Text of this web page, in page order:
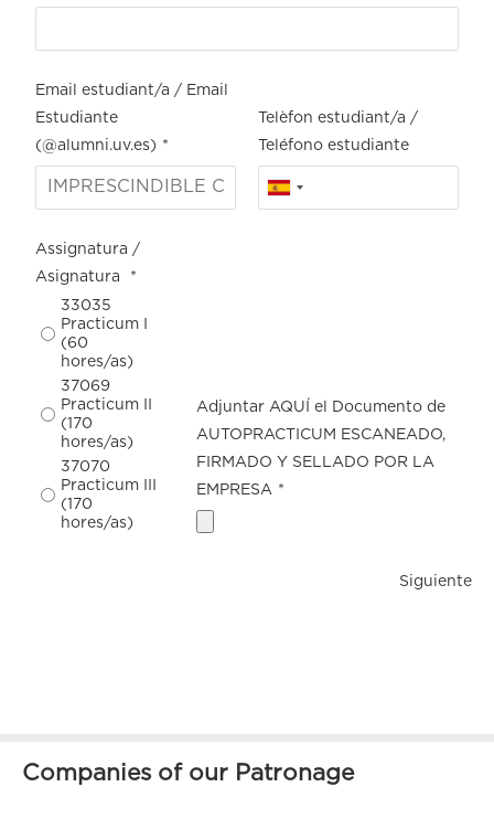
Email estudiant/a / Email
Estudiante
(@alumni.uv.es) *
Telèfon estudiant/a /
Teléfono estudiante
Assignatura /
Asignatura
*
33035
Practicum I
(60
hores/as)
37069
Practicum II
(170
hores/as)
37070
Practicum III
(170
hores/as)
Adjuntar AQUÍ el Documento de
AUTOPRACTICUM ESCANEADO,
FIRMADO Y SELLADO POR LA
EMPRESA *
Siguiente
Companies of our Patronage